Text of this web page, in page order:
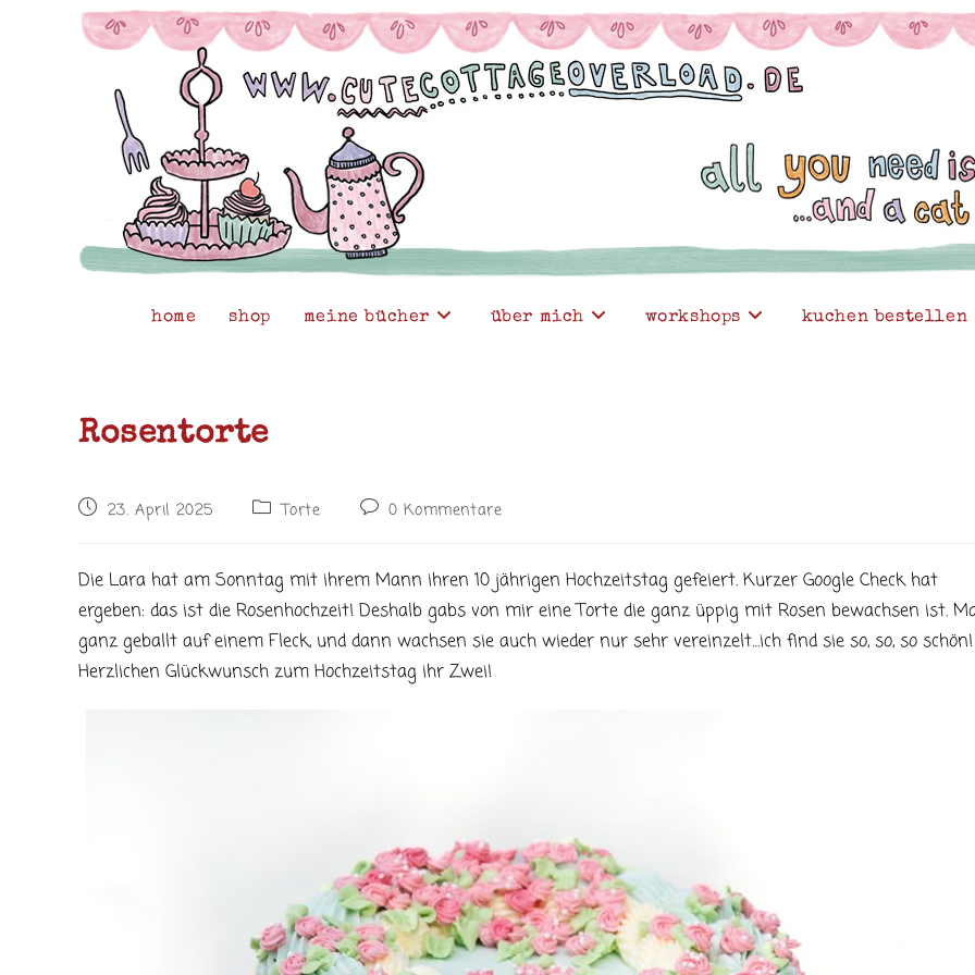
home shop meine bücher über mich workshops kuchen bestellen
Rosentorte
Beitrag
veröffentlicht:
23. April 2025
Beitrags-
Torte
Beitrags-
0 Kommentare
Die Lara hat am Sonntag mit ihrem Mann ihren 10 jährigen Hochzeitstag gefeiert. Kurzer Google Check hat
ergeben: das ist die Rosenhochzeit! Deshalb gabs von mir eine Torte die ganz üppig mit Rosen bewachsen ist.
ganz geballt auf einem Fleck, und dann wachsen sie auch wieder nur sehr vereinzelt…ich find sie so, so, so schön!
Herzlichen Glückwunsch zum Hochzeitstag ihr Zwei!